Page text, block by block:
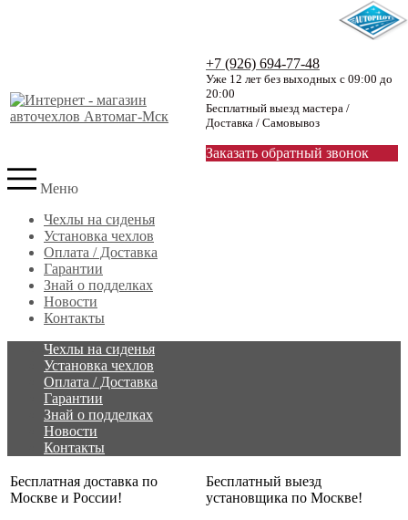
+7 (926) 694-77-48
Уже 12 лет без выходных с 09:00 до
20:00
Бесплатный выезд мастера /
Доставка / Самовывоз
Заказать обратный звонок
Меню
Чехлы на сиденья
Установка чехлов
Оплата / Доставка
Гарантии
Знай о подделках
Новости
Контакты
Чехлы на сиденья
Установка чехлов
Оплата / Доставка
Гарантии
Знай о подделках
Новости
Контакты
Бесплатная доставка по
Москве и России!
Бесплатный выезд
установщика по Москве!